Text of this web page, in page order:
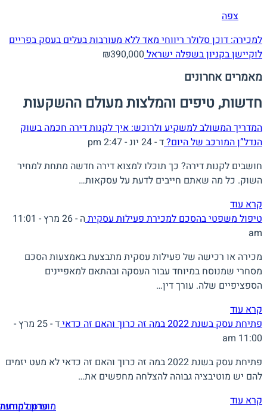
צפה
למכירה: דוכן סלולר ריווחי מאד ללא מעורבות בעלים בעסק בפריים
לוקיישן בקניון בשפלהישראל ₪390,000
מאמרים אחרונים
חדשות, טיפים והמלצות מעולם ההשקעות
המדריך המשולב למשקיע ולרוכש: איך לקנות דירה חכמה בשוק
הנדל”ן המורכב של היום?ד - 24 יונ - 2:47 pm
חושבים לקנות דירה? כך תוכלו למצוא דירה חדשה מתחת למחיר
השוק. כל מה שאתם חייבים לדעת על עסקאות…
קרא עוד
טיפול משפטי בהסכם למכירת פעילות עסקית
ה - 26 מרץ - 11:01
am
מכירה או רכישה של פעילות עסקית מתבצעת באמצעות הסכם
מסחרי שמנוסח במיוחד עבור העסקה ובהתאם למאפיינים
הספציפיים שלה. עורך דין…
קרא עוד
פתיחת עסק בשנת 2022 במה זה כרוך והאם זה כדאי
ד - 25 מרץ -
11:00 am
פתיחת עסק בשנת 2022 במה זה כרוך והאם זה כדאי לא מעט יזמים
להם יש מוטיבציה גבוהה להצלחה מחפשים את…
קרא עוד
פרסם מודעה
מועדון לקוחות